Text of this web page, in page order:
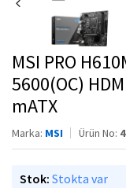
MSI PRO
5600(OC)
mATX
Marka: MSI Ürün No:
Stok: Stokta var